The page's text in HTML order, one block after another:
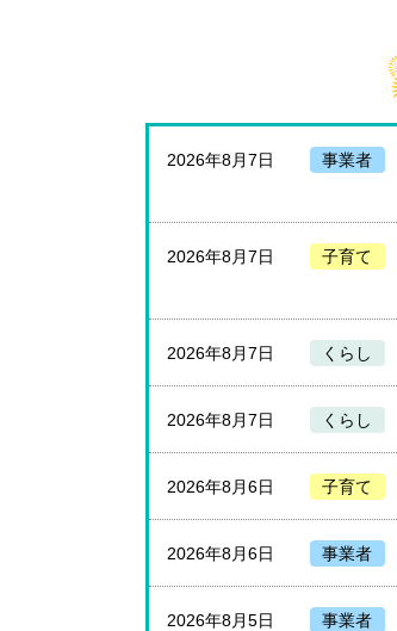
2026年8月7日 事業者
2026年8月7日 子育て
2026年8月7日 くらし
2026年8月7日 くらし
2026年8月6日 子育て
2026年8月6日 事業者
2026年8月5日 事業者